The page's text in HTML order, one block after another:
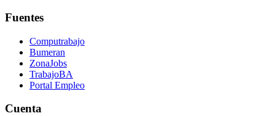
Fuentes
Computrabajo
Bumeran
ZonaJobs
TrabajoBA
Portal Empleo
Cuenta